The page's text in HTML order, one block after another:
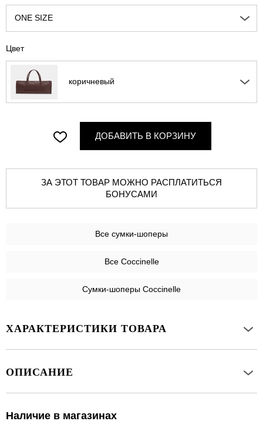
ONE SIZE
Цвет
коричневый
ДОБАВИТЬ В КОРЗИНУ
ЗА ЭТОТ ТОВАР МОЖНО РАСПЛАТИТЬСЯ
БОНУСАМИ
Все сумки-шоперы
Все Coccinelle
Сумки-шоперы Coccinelle
ХАРАКТЕРИСТИКИ ТОВАРА
ОПИСАНИЕ
Наличие в магазинах